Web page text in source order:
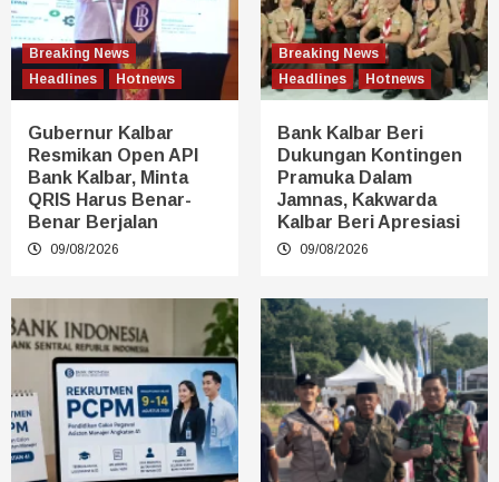
Breaking News
Headlines
Hotnews
Gubernur Kalbar
Resmikan Open API
Bank Kalbar, Minta
QRIS Harus Benar-
Benar Berjalan
09/08/2026
Breaking News
Headlines
Hotnews
Bank Kalbar Beri
Dukungan Kontingen
Pramuka Dalam
Jamnas, Kakwarda
Kalbar Beri Apresiasi
09/08/2026